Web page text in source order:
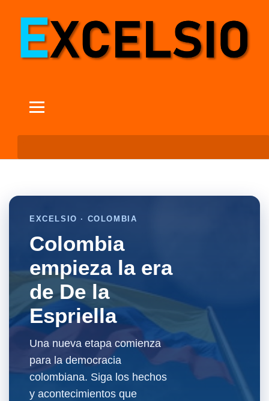
EXCELSIO · COLOMBIA
Colombia
empieza la era
de De la
Espriella
Una nueva etapa comienza
para la democracia
colombiana. Siga los hechos
y acontecimientos que